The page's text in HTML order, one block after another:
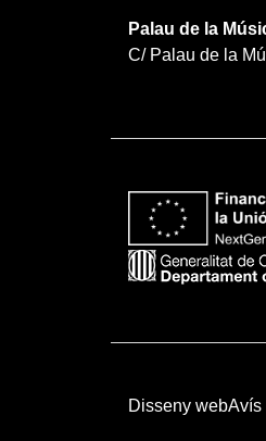
Palau de la
C/ Palau de la
Disseny webAvís